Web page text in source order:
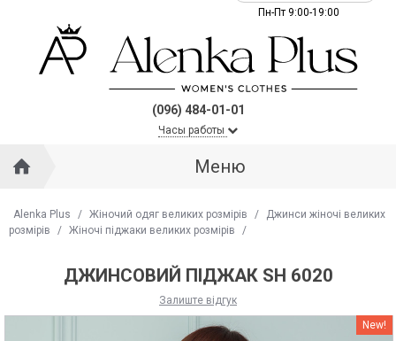
Пн-Пт 9:00-19:00
(096) 484-01-01
Часы работы
Меню
Alenka Plus / Жіночий одяг великих розмірів /
Джинси жіночі великих
розмірів
/ Жіночі піджаки великих розмірів /
ДЖИНСОВИЙ ПІДЖАК SH 6020
Залиште відгук
New!